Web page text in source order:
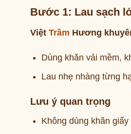
Bước 1: Lau sạch
Việt Trầm Hương
Dùng khăn vải mềm,
Lau nhẹ nhàng từng
Lưu ý quan trọng
Không dùng khăn